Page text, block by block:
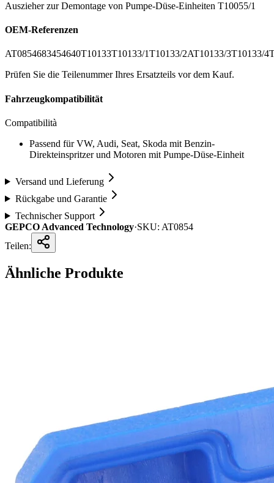
Auszieher zur Demontage von Pumpe-Düse-Einheiten T10055/1
OEM-Referenzen
AT0854683454640T10133T10133/1T10133/2AT10133/3T10133/4
Prüfen Sie die Teilenummer Ihres Ersatzteils vor dem Kauf.
Fahrzeugkompatibilität
Compatibilità
Passend für VW, Audi, Seat, Skoda mit Benzin-
Direkteinspritzer und Motoren mit Pumpe-Düse-Einheit
Versand und Lieferung
Rückgabe und Garantie
Technischer Support
GEPCO Advanced Technology·SKU: AT0854
Teilen:
Ähnliche Produkte